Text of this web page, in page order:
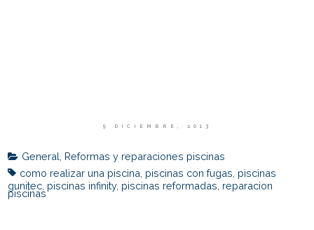
9 DICIEMBRE, 2013
General Reformas y reparaciones piscinas
como realizar una piscina piscinas con fugas piscinas
gunitec piscinas infinity, piscinas reformadas reparacion
piscinas